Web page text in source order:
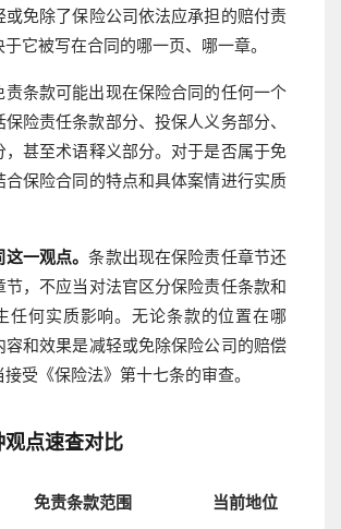
或免除了保险公司依法应承担的赔付责
它被写在合同的哪一页、哪一章。
责条款可能出现在保险合同的任何一个
险责任条款部分、投保人义务部分、
，甚至术语释义部分。对于是否属于免
合保险合同的特点和具体案情进行实质
这一观点。条款出现在保险责任章节还
节，不应当对法官区分保险责任条款和
任何实质影响。无论条款的位置在哪
容和效果是减轻或免除保险公司的赔偿
受《保险法》第十七条的审查。
观点速查对比
免责条款范围 当前地位